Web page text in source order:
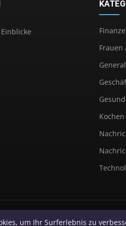
Frauen
General
Kochen
um Ihr Surferlebnis zu